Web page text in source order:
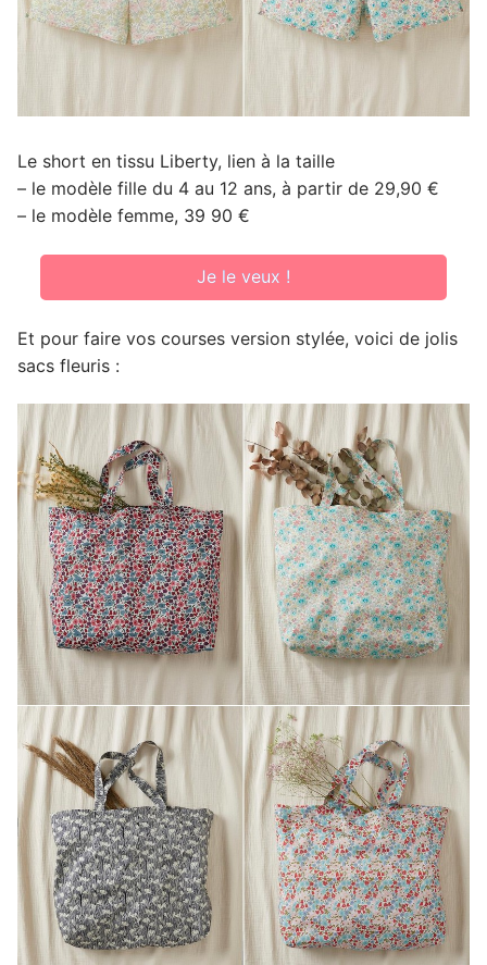
Le short en tissu Liberty, lien à la taille
– le modèle fille du 4 au 12 ans, à partir de 29,90 €
– le modèle femme, 39 90 €
Je le veux !
Et pour faire vos courses version stylée, voici de jolis
sacs fleuris :